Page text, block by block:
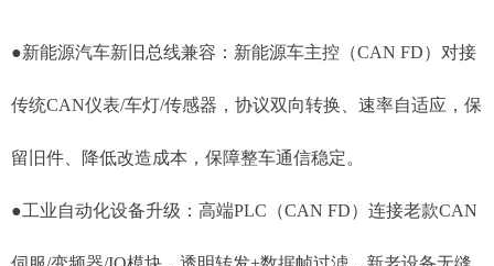
●新能源汽车新旧总线兼容：新能源车主控（CAN FD）对接
传统CAN仪表/车灯/传感器，协议双向转换、速率自适应，保
留旧件、降低改造成本，保障整车通信稳定。
●工业自动化设备升级：高端PLC（CAN FD）连接老款CAN